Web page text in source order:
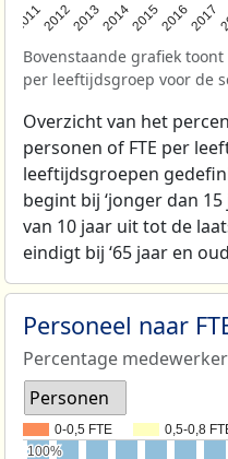
2011201220132014201520162017
Bovenstaande grafiek
per leeftijdsgroep voor de
Overzicht van het
personen of FTE per
leeftijdsgroepen
begint bij ‘jonger dan
van 10 jaar uit tot de
eindigt bij ‘65 jaar en
Personeel naar
Percentage
Personen
0-0,5 FTE 0,5-0,8
100%
100%